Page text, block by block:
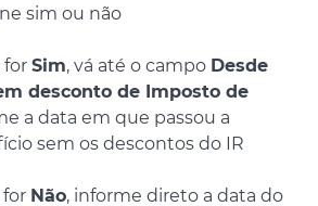
sim ou não
for Sim, vá até o campo Desde
desconto de Imposto de
a data em que passou a
sem os descontos do IR
for Não, informe direto a data do